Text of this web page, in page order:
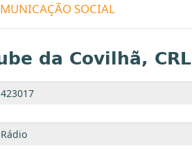
SOCIAL
da Covilhã, CRL